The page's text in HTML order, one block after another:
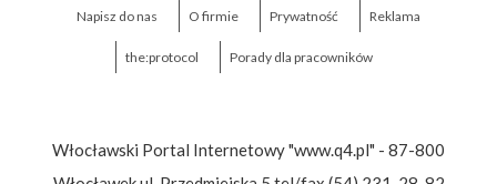
Napisz do nas O firmie Prywatność Reklama
the:protocol Porady dla pracowników
Włocławski Portal Internetowy "www.q4.pl" - 87-800